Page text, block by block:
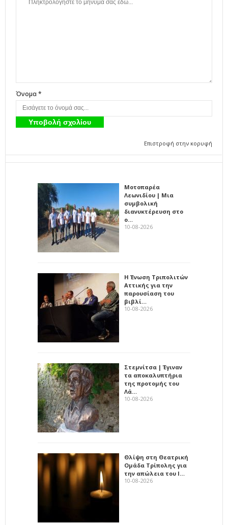
Όνομα *
Επιστροφή στην κορυφή
Μοτοπαρέα
Λεωνιδίου | Μια
συμβολική
διανυκτέρευση στο
ο…
10-08-2026
Η Ένωση Τριπολιτών
Αττικής για την
παρουσίαση του
βιβλί…
10-08-2026
Στεμνίτσα | Έγιναν
τα αποκαλυπτήρια
της προτομής του
Λά…
10-08-2026
Θλίψη στη Θεατρική
Ομάδα Τρίπολης για
την απώλεια του Ι…
10-08-2026